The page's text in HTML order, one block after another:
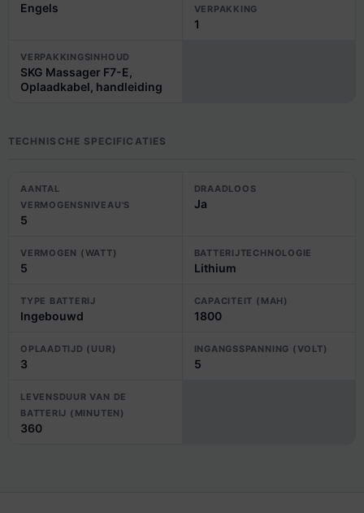
Engels
VERPAKKING
1
VERPAKKINGSINHOUD
SKG Massager F7-E,
Oplaadkabel, handleiding
TECHNISCHE SPECIFICATIES
AANTAL
VERMOGENSNIVEAU'S
5
DRAADLOOS
Ja
VERMOGEN (WATT)
5
BATTERIJTECHNOLOGIE
Lithium
TYPE BATTERIJ
Ingebouwd
CAPACITEIT (MAH)
1800
OPLAADTIJD (UUR)
3
INGANGSSPANNING (VOLT)
5
LEVENSDUUR VAN DE
BATTERIJ (MINUTEN)
360